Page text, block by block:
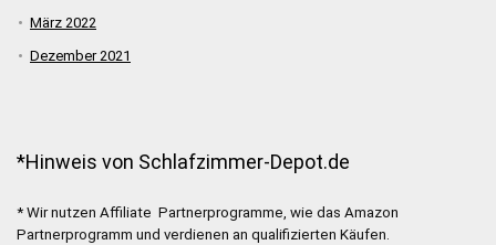
März 2022
Dezember 2021
*Hinweis von Schlafzimmer-Depot.de
* Wir nutzen Affiliate Partnerprogramme, wie das Amazon
Partnerprogramm und verdienen an qualifizierten Käufen.